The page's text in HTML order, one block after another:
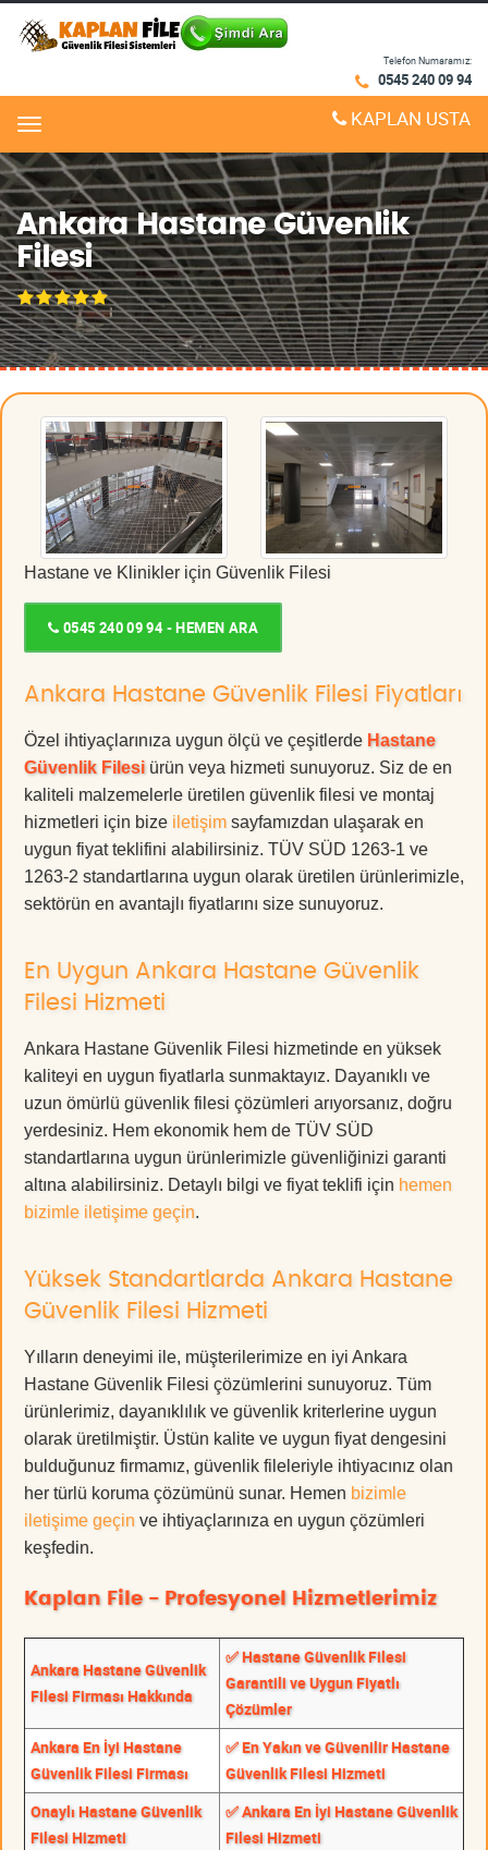
Telefon Numaramız:
0545 240 09 94
Menu KAPLAN USTA
Ankara Hastane Güvenlik
Filesi
Hastane ve Klinikler için Güvenlik Filesi
0545 240 09 94 - HEMEN ARA
Ankara Hastane Güvenlik Filesi Fiyatları
Özel ihtiyaçlarınıza uygun ölçü ve çeşitlerde Hastane
Güvenlik Filesi ürün veya hizmeti sunuyoruz. Siz de en
kaliteli malzemelerle üretilen güvenlik filesi ve montaj
hizmetleri için bize iletişim sayfamızdan ulaşarak en
uygun fiyat teklifini alabilirsiniz. TÜV SÜD 1263-1 ve
1263-2 standartlarına uygun olarak üretilen ürünlerimizle,
sektörün en avantajlı fiyatlarını size sunuyoruz.
En Uygun Ankara Hastane Güvenlik
Filesi Hizmeti
Ankara Hastane Güvenlik Filesi hizmetinde en yüksek
kaliteyi en uygun fiyatlarla sunmaktayız. Dayanıklı ve
uzun ömürlü güvenlik filesi çözümleri arıyorsanız, doğru
yerdesiniz. Hem ekonomik hem de TÜV SÜD
standartlarına uygun ürünlerimizle güvenliğinizi garanti
altına alabilirsiniz. Detaylı bilgi ve fiyat teklifi için hemen
bizimle iletişime geçin.
Yüksek Standartlarda Ankara Hastane
Güvenlik Filesi Hizmeti
Yılların deneyimi ile, müşterilerimize en iyi Ankara
Hastane Güvenlik Filesi çözümlerini sunuyoruz. Tüm
ürünlerimiz, dayanıklılık ve güvenlik kriterlerine uygun
olarak üretilmiştir. Üstün kalite ve uygun fiyat dengesini
bulduğunuz firmamız, güvenlik fileleriyle ihtiyacınız olan
her türlü koruma çözümünü sunar. Hemen bizimle
iletişime geçin ve ihtiyaçlarınıza en uygun çözümleri
keşfedin.
Kaplan File - Profesyonel Hizmetlerimiz
Ankara Hastane Güvenlik
Filesi Firması Hakkında
✅ Hastane Güvenlik Filesi
Garantili ve Uygun Fiyatlı
Çözümler
Ankara En İyi Hastane
Güvenlik Filesi Firması
✅ En Yakın ve Güvenilir Hastane
Güvenlik Filesi Hizmeti
Onaylı Hastane Güvenlik
Filesi Hizmeti
✅ Ankara En İyi Hastane Güvenlik
Filesi Hizmeti